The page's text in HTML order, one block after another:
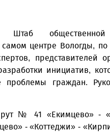
Штаб общественной
центре Вологды, по
представителей
инициатив,
проблемы граждан.
№ 41 «Екимцево» -
- «Коттеджи» -